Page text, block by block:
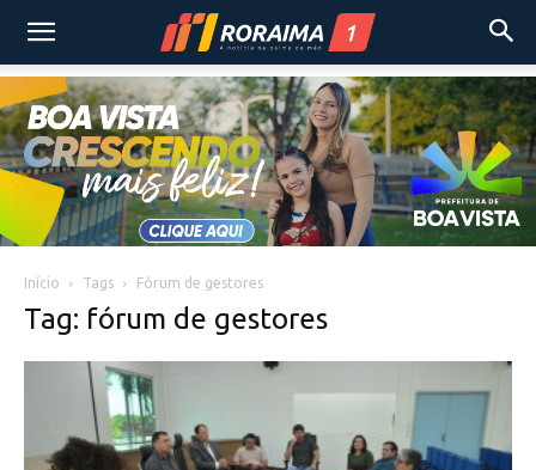
Início Tags Fórum de gestores
Tag: fórum de gestores